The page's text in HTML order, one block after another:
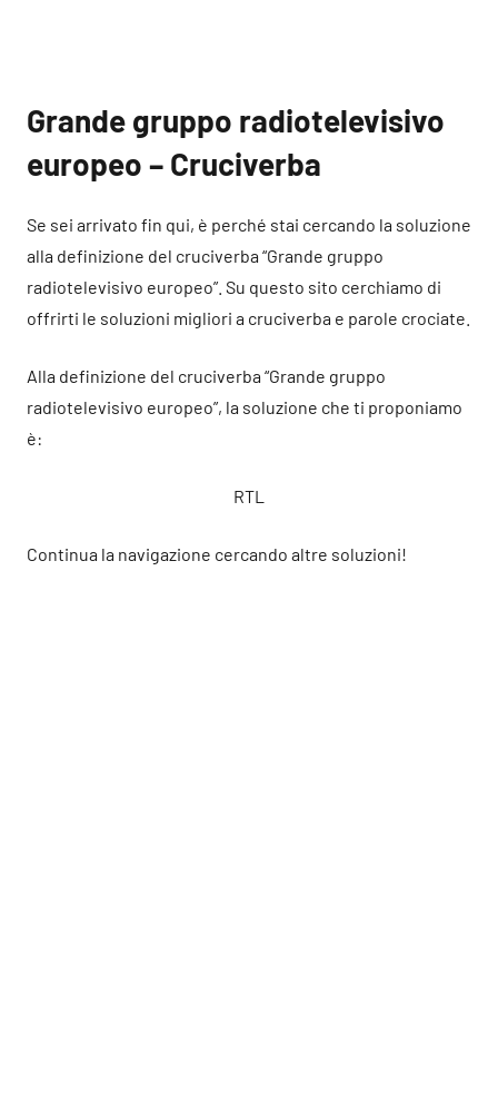
Grande gruppo radiotelevisivo
europeo – Cruciverba
Se sei arrivato fin qui, è perché stai cercando la soluzione
alla definizione del cruciverba “Grande gruppo
radiotelevisivo europeo”. Su questo sito cerchiamo di
offrirti le soluzioni migliori a cruciverba e parole crociate.
Alla definizione del cruciverba “Grande gruppo
radiotelevisivo europeo”, la soluzione che ti proponiamo
è:
RTL
Continua la navigazione cercando altre soluzioni!